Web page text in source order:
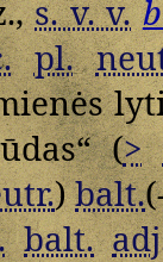
s. v. v.
pl.
(>
)balt.
balt.